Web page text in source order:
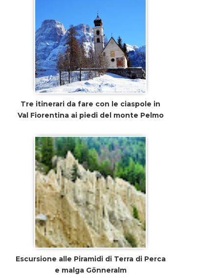
Tre itinerari da fare con le ciaspole in
Val Fiorentina ai piedi del monte Pelmo
Escursione alle Piramidi di Terra di Perca
e malga Gönneralm